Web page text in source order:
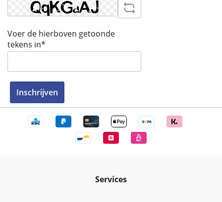
Voer de hierboven getoonde
tekens in*
Inschrijven
Services